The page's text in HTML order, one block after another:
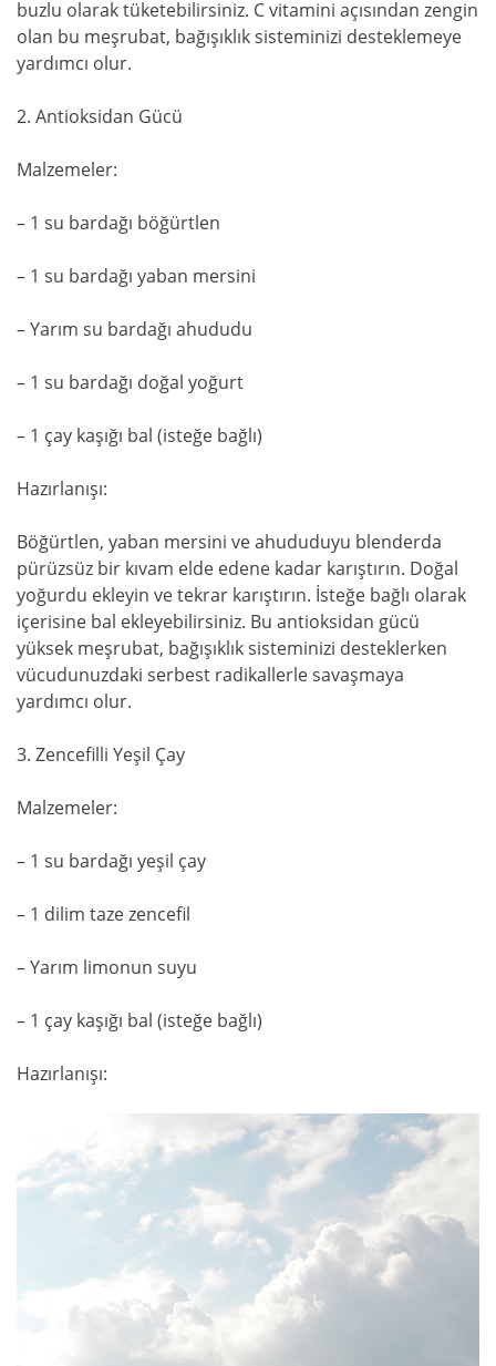
buzlu olarak tüketebilirsiniz. C vitamini açısından zengin
olan bu meşrubat, bağışıklık sisteminizi desteklemeye
yardımcı olur.
2. Antioksidan Gücü
Malzemeler:
– 1 su bardağı böğürtlen
– 1 su bardağı yaban mersini
– Yarım su bardağı ahududu
– 1 su bardağı doğal yoğurt
– 1 çay kaşığı bal (isteğe bağlı)
Hazırlanışı:
Böğürtlen, yaban mersini ve ahududuyu blenderda
pürüzsüz bir kıvam elde edene kadar karıştırın. Doğal
yoğurdu ekleyin ve tekrar karıştırın. İsteğe bağlı olarak
içerisine bal ekleyebilirsiniz. Bu antioksidan gücü
yüksek meşrubat, bağışıklık sisteminizi desteklerken
vücudunuzdaki serbest radikallerle savaşmaya
yardımcı olur.
3. Zencefilli Yeşil Çay
Malzemeler:
– 1 su bardağı yeşil çay
– 1 dilim taze zencefil
– Yarım limonun suyu
– 1 çay kaşığı bal (isteğe bağlı)
Hazırlanışı: